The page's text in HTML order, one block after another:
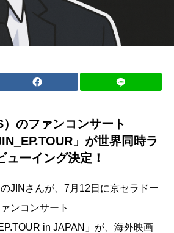
のファンコンサート
」が世界同時ラ
ューイング決定！
JINさんが、7月12日に京セラドー
ンコンサート
in JAPAN」が、海外映画